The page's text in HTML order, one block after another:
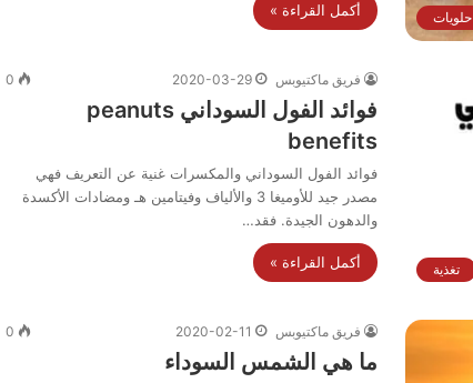
حلويات أكمل القراءة »
تغذية
فريق ماكتيوبس 2020-03-29
0
فوائد الفول السوداني peanuts
benefits
فوائد الفول السوداني والمكسرات غنية عن التعريف فهي
مصدر جيد للأوميغا 3 والألياف وفيتامين هـ ومضادات الأكسدة
والدهون الجيدة. فقد…
أكمل القراءة »
فريق ماكتيوبس 2020-02-11
0
ما هي الشمس السوداء